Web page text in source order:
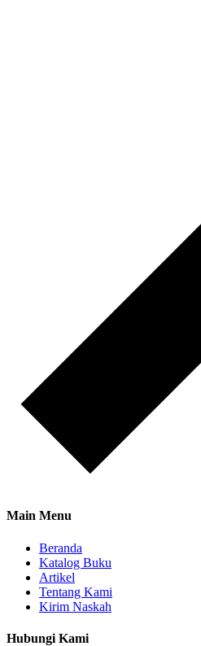
Main Menu
Beranda
Katalog Buku
Artikel
Tentang Kami
Kirim Naskah
Hubungi Kami